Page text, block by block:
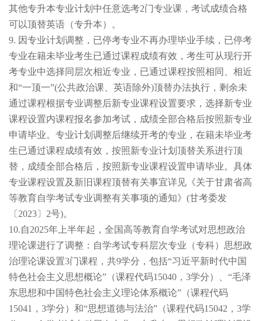
其他专升本专业计划中任意选考2门专业课，考试成绩合格
可以顶替英语（专升本）。
9. 因专业计划调整，已停考专业不再办理毕业手续，已停考
专业在籍未毕业考生已通过课程成绩有效，考生可从现行开
考专业中选择同层次相近专业，已通过课程按照相同、相近
和“一顶一”(公共政治课、英语除外)顶替办法执行，剩余未
通过课程根据专业调整后新专业课程设置要求，选择新专业
课程设置内课程报名参加考试，成绩全部合格后按照新专业
申请毕业。专业计划调整后继续开考的专业，在籍未毕业考
生已通过课程成绩有效，按照新专业计划顶替关系进行顶
替，成绩全部合格后，按照新专业课程设置申请毕业。具体
专业课程设置及新旧课程顶替有关事宜详见《关于甘肃省高
等教育自学考试专业调整有关事项的通知》(甘考委发
〔2023〕2号)。
10.自2025年上半年起，全国高等教育自学考试对思想政治
理论课进行了调整：自学考试专科层次专业（专科）思想政
治理论课设置3门课程，共9学分，包括“习近平新时代中国
特色社会主义思想概论”（课程代码15040，3学分）、“毛泽
东思想和中国特色社会主义理论体系概论”（课程代码
15041，3学分）和“思想道德与法治”（课程代码15042，3学